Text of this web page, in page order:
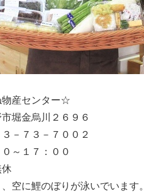
産センター☆
金烏川２６９６
７３－７００２
～１７：００
空に鯉のぼりが泳いでいます。